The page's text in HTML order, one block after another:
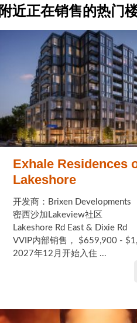
附近正在销售的热门
Exhale Residences
Lakeshore
开发商：Brixen Developments
密西沙加Lakeview社区
Lakeshore Rd East & Dixie Rd
VVIP内部销售， $659,900 -
2027年12月开始入住 ...